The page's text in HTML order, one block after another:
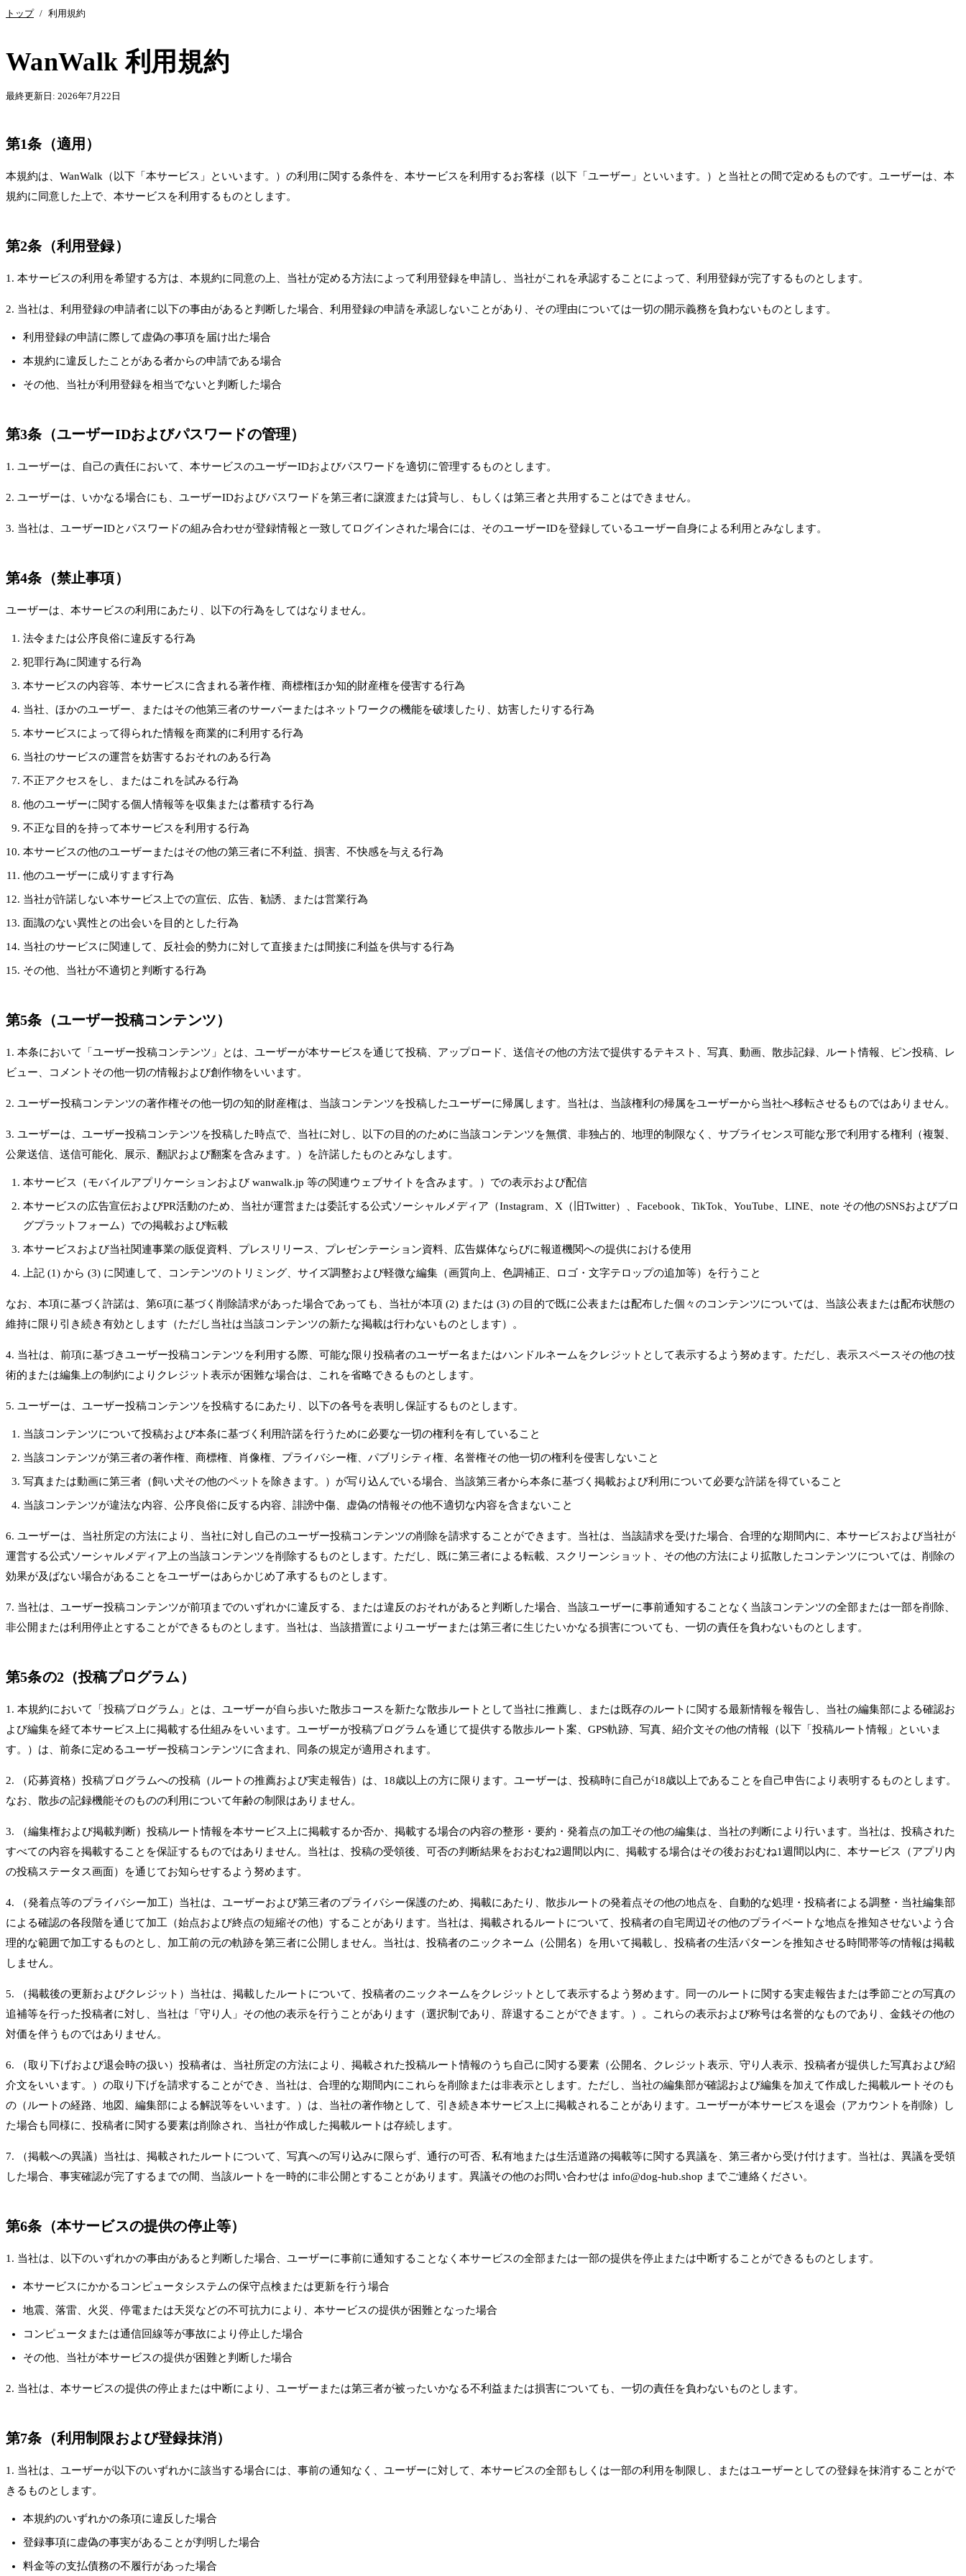
トップ / 利用規約
WanWalk 利用規約
最終更新日: 2026年7月22日
第1条（適用）
本規約は、WanWalk（以下「本サービス」といいます。）の利用に関する条件を、本サービスを利用するお客様（以下「ユーザー」といいます。）と当社との間で定めるものです。ユーザーは、本
規約に同意した上で、本サービスを利用するものとします。
第2条（利用登録）
1. 本サービスの利用を希望する方は、本規約に同意の上、当社が定める方法によって利用登録を申請し、当社がこれを承認することによって、利用登録が完了するものとします。
2. 当社は、利用登録の申請者に以下の事由があると判断した場合、利用登録の申請を承認しないことがあり、その理由については一切の開示義務を負わないものとします。
利用登録の申請に際して虚偽の事項を届け出た場合
本規約に違反したことがある者からの申請である場合
その他、当社が利用登録を相当でないと判断した場合
第3条（ユーザーIDおよびパスワードの管理）
1. ユーザーは、自己の責任において、本サービスのユーザーIDおよびパスワードを適切に管理するものとします。
2. ユーザーは、いかなる場合にも、ユーザーIDおよびパスワードを第三者に譲渡または貸与し、もしくは第三者と共用することはできません。
3. 当社は、ユーザーIDとパスワードの組み合わせが登録情報と一致してログインされた場合には、そのユーザーIDを登録しているユーザー自身による利用とみなします。
第4条（禁止事項）
ユーザーは、本サービスの利用にあたり、以下の行為をしてはなりません。
法令または公序良俗に違反する行為
犯罪行為に関連する行為
本サービスの内容等、本サービスに含まれる著作権、商標権ほか知的財産権を侵害する行為
当社、ほかのユーザー、またはその他第三者のサーバーまたはネットワークの機能を破壊したり、妨害したりする行為
本サービスによって得られた情報を商業的に利用する行為
当社のサービスの運営を妨害するおそれのある行為
不正アクセスをし、またはこれを試みる行為
他のユーザーに関する個人情報等を収集または蓄積する行為
不正な目的を持って本サービスを利用する行為
本サービスの他のユーザーまたはその他の第三者に不利益、損害、不快感を与える行為
他のユーザーに成りすます行為
当社が許諾しない本サービス上での宣伝、広告、勧誘、または営業行為
面識のない異性との出会いを目的とした行為
当社のサービスに関連して、反社会的勢力に対して直接または間接に利益を供与する行為
その他、当社が不適切と判断する行為
第5条（ユーザー投稿コンテンツ）
1. 本条において「ユーザー投稿コンテンツ」とは、ユーザーが本サービスを通じて投稿、アップロード、送信その他の方法で提供するテキスト、写真、動画、散歩記録、ルート情報、ピン投稿、レ
ビュー、コメントその他一切の情報および創作物をいいます。
2. ユーザー投稿コンテンツの著作権その他一切の知的財産権は、当該コンテンツを投稿したユーザーに帰属します。当社は、当該権利の帰属をユーザーから当社へ移転させるものではありません。
3. ユーザーは、ユーザー投稿コンテンツを投稿した時点で、当社に対し、以下の目的のために当該コンテンツを無償、非独占的、地理的制限なく、サブライセンス可能な形で利用する権利（複製、
公衆送信、送信可能化、展示、翻訳および翻案を含みます。）を許諾したものとみなします。
本サービス（モバイルアプリケーションおよび wanwalk.jp 等の関連ウェブサイトを含みます。）での表示および配信
本サービスの広告宣伝およびPR活動のため、当社が運営または委託する公式ソーシャルメディア（Instagram、X（旧Twitter）、Facebook、TikTok、YouTube、LINE、note その他のSNSおよびブロ
グプラットフォーム）での掲載および転載
本サービスおよび当社関連事業の販促資料、プレスリリース、プレゼンテーション資料、広告媒体ならびに報道機関への提供における使用
上記 (1) から (3) に関連して、コンテンツのトリミング、サイズ調整および軽微な編集（画質向上、色調補正、ロゴ・文字テロップの追加等）を行うこと
なお、本項に基づく許諾は、第6項に基づく削除請求があった場合であっても、当社が本項 (2) または (3) の目的で既に公表または配布した個々のコンテンツについては、当該公表または配布状態の
維持に限り引き続き有効とします（ただし当社は当該コンテンツの新たな掲載は行わないものとします）。
4. 当社は、前項に基づきユーザー投稿コンテンツを利用する際、可能な限り投稿者のユーザー名またはハンドルネームをクレジットとして表示するよう努めます。ただし、表示スペースその他の技
術的または編集上の制約によりクレジット表示が困難な場合は、これを省略できるものとします。
5. ユーザーは、ユーザー投稿コンテンツを投稿するにあたり、以下の各号を表明し保証するものとします。
当該コンテンツについて投稿および本条に基づく利用許諾を行うために必要な一切の権利を有していること
当該コンテンツが第三者の著作権、商標権、肖像権、プライバシー権、パブリシティ権、名誉権その他一切の権利を侵害しないこと
写真または動画に第三者（飼い犬その他のペットを除きます。）が写り込んでいる場合、当該第三者から本条に基づく掲載および利用について必要な許諾を得ていること
当該コンテンツが違法な内容、公序良俗に反する内容、誹謗中傷、虚偽の情報その他不適切な内容を含まないこと
6. ユーザーは、当社所定の方法により、当社に対し自己のユーザー投稿コンテンツの削除を請求することができます。当社は、当該請求を受けた場合、合理的な期間内に、本サービスおよび当社が
運営する公式ソーシャルメディア上の当該コンテンツを削除するものとします。ただし、既に第三者による転載、スクリーンショット、その他の方法により拡散したコンテンツについては、削除の
効果が及ばない場合があることをユーザーはあらかじめ了承するものとします。
7. 当社は、ユーザー投稿コンテンツが前項までのいずれかに違反する、または違反のおそれがあると判断した場合、当該ユーザーに事前通知することなく当該コンテンツの全部または一部を削除、
非公開または利用停止とすることができるものとします。当社は、当該措置によりユーザーまたは第三者に生じたいかなる損害についても、一切の責任を負わないものとします。
第5条の2（投稿プログラム）
1. 本規約において「投稿プログラム」とは、ユーザーが自ら歩いた散歩コースを新たな散歩ルートとして当社に推薦し、または既存のルートに関する最新情報を報告し、当社の編集部による確認お
よび編集を経て本サービス上に掲載する仕組みをいいます。ユーザーが投稿プログラムを通じて提供する散歩ルート案、GPS軌跡、写真、紹介文その他の情報（以下「投稿ルート情報」といいま
す。）は、前条に定めるユーザー投稿コンテンツに含まれ、同条の規定が適用されます。
2. （応募資格）投稿プログラムへの投稿（ルートの推薦および実走報告）は、18歳以上の方に限ります。ユーザーは、投稿時に自己が18歳以上であることを自己申告により表明するものとします。
なお、散歩の記録機能そのものの利用について年齢の制限はありません。
3. （編集権および掲載判断）投稿ルート情報を本サービス上に掲載するか否か、掲載する場合の内容の整形・要約・発着点の加工その他の編集は、当社の判断により行います。当社は、投稿された
すべての内容を掲載することを保証するものではありません。当社は、投稿の受領後、可否の判断結果をおおむね2週間以内に、掲載する場合はその後おおむね1週間以内に、本サービス（アプリ内
の投稿ステータス画面）を通じてお知らせするよう努めます。
4. （発着点等のプライバシー加工）当社は、ユーザーおよび第三者のプライバシー保護のため、掲載にあたり、散歩ルートの発着点その他の地点を、自動的な処理・投稿者による調整・当社編集部
による確認の各段階を通じて加工（始点および終点の短縮その他）することがあります。当社は、掲載されるルートについて、投稿者の自宅周辺その他のプライベートな地点を推知させないよう合
理的な範囲で加工するものとし、加工前の元の軌跡を第三者に公開しません。当社は、投稿者のニックネーム（公開名）を用いて掲載し、投稿者の生活パターンを推知させる時間帯等の情報は掲載
しません。
5. （掲載後の更新およびクレジット）当社は、掲載したルートについて、投稿者のニックネームをクレジットとして表示するよう努めます。同一のルートに関する実走報告または季節ごとの写真の
追補等を行った投稿者に対し、当社は「守り人」その他の表示を行うことがあります（選択制であり、辞退することができます。）。これらの表示および称号は名誉的なものであり、金銭その他の
対価を伴うものではありません。
6. （取り下げおよび退会時の扱い）投稿者は、当社所定の方法により、掲載された投稿ルート情報のうち自己に関する要素（公開名、クレジット表示、守り人表示、投稿者が提供した写真および紹
介文をいいます。）の取り下げを請求することができ、当社は、合理的な期間内にこれらを削除または非表示とします。ただし、当社の編集部が確認および編集を加えて作成した掲載ルートそのも
の（ルートの経路、地図、編集部による解説等をいいます。）は、当社の著作物として、引き続き本サービス上に掲載されることがあります。ユーザーが本サービスを退会（アカウントを削除）し
た場合も同様に、投稿者に関する要素は削除され、当社が作成した掲載ルートは存続します。
7. （掲載への異議）当社は、掲載されたルートについて、写真への写り込みに限らず、通行の可否、私有地または生活道路の掲載等に関する異議を、第三者から受け付けます。当社は、異議を受領
した場合、事実確認が完了するまでの間、当該ルートを一時的に非公開とすることがあります。異議その他のお問い合わせは info@dog-hub.shop までご連絡ください。
第6条（本サービスの提供の停止等）
1. 当社は、以下のいずれかの事由があると判断した場合、ユーザーに事前に通知することなく本サービスの全部または一部の提供を停止または中断することができるものとします。
本サービスにかかるコンピュータシステムの保守点検または更新を行う場合
地震、落雷、火災、停電または天災などの不可抗力により、本サービスの提供が困難となった場合
コンピュータまたは通信回線等が事故により停止した場合
その他、当社が本サービスの提供が困難と判断した場合
2. 当社は、本サービスの提供の停止または中断により、ユーザーまたは第三者が被ったいかなる不利益または損害についても、一切の責任を負わないものとします。
第7条（利用制限および登録抹消）
1. 当社は、ユーザーが以下のいずれかに該当する場合には、事前の通知なく、ユーザーに対して、本サービスの全部もしくは一部の利用を制限し、またはユーザーとしての登録を抹消することがで
きるものとします。
本規約のいずれかの条項に違反した場合
登録事項に虚偽の事実があることが判明した場合
料金等の支払債務の不履行があった場合